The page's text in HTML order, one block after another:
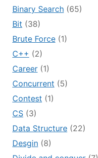
Binary Search(65)
Bit (38)
Brute Force(1)
C++ (2)
Career(1)
Concurrent (5)
Contest (1)
CS(3)
Data Structure(22)
Desgin(8)